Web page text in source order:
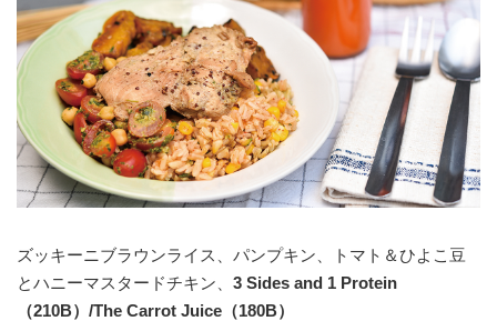
ズッキーニブラウンライス、パンプキン、トマト＆ひよこ豆
とハニーマスタードチキン、 3 Sides and 1 Protein
（210B）/The Carrot Juice（180B）